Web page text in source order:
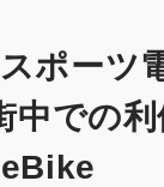
ポーツ
中での